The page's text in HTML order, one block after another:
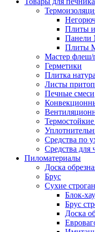
Плиты
Панели
Плиты
Мастер флеш/
Герметики
Плитка
Листы
Печные смеси
Термостойкие
Средства по
Средства для
Пиломатериалы
Доска
Брус
Сухие
Блок-
Брус
Доска